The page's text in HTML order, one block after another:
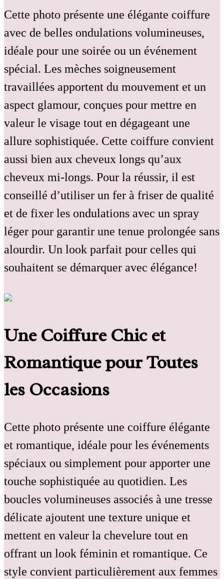
Cette photo présente une élégante coiffure
avec de belles ondulations volumineuses,
idéale pour une soirée ou un événement
spécial. Les mèches soigneusement
travaillées apportent du mouvement et un
aspect glamour, conçues pour mettre en
valeur le visage tout en dégageant une
allure sophistiquée. Cette coiffure convient
aussi bien aux cheveux longs qu’aux
cheveux mi-longs. Pour la réussir, il est
conseillé d’utiliser un fer à friser de qualité
et de fixer les ondulations avec un spray
léger pour garantir une tenue prolongée sans
alourdir. Un look parfait pour celles qui
souhaitent se démarquer avec élégance!
Une Coiffure Chic et
Romantique pour Toutes
les Occasions
Cette photo présente une coiffure élégante
et romantique, idéale pour les événements
spéciaux ou simplement pour apporter une
touche sophistiquée au quotidien. Les
boucles volumineuses associés à une tresse
délicate ajoutent une texture unique et
mettent en valeur la chevelure tout en
offrant un look féminin et romantique. Ce
style convient particulièrement aux femmes